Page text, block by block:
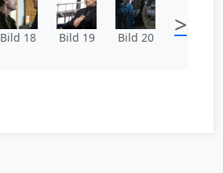
Bild 18 Bild 19 Bild 20 >